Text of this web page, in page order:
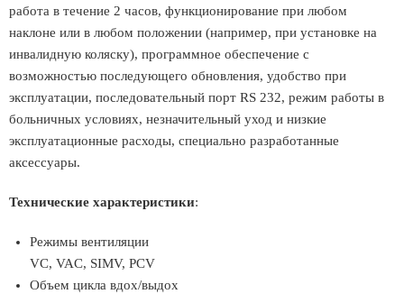
работа в течение 2 часов, функционирование при любом
наклоне или в любом положении (например, при установке на
инвалидную коляску), программное обеспечение с
возможностью последующего обновления, удобство при
эксплуатации, последовательный порт RS 232, режим работы в
больничных условиях, незначительный уход и низкие
эксплуатационные расходы, специально разработанные
аксессуары.
Технические характеристики:
Режимы вентиляции
VC, VAC, SIMV, PCV
Объем цикла вдох/выдох